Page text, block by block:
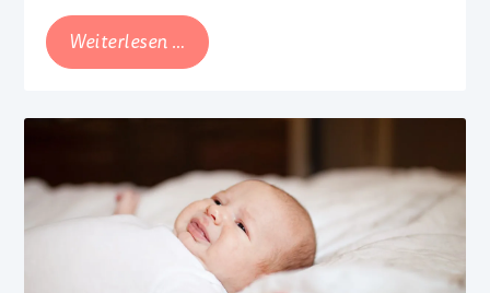
Weiterlesen … Schlaf
Kindlein
für
Babys
und
Kleinkinder